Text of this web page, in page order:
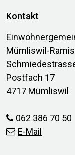
Footer
Kontakt
Mümliswil-
Postfach 17
4717 Mümliswil
062 386 70 50
E-Mail